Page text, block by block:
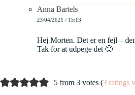
Anna Bartels
23/04/2021 / 15:13
Hej Morten. Det er en fejl –
Tak for at udpege det 🙂
5 from 3 votes (3 ratings